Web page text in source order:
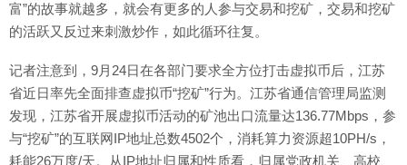
富”的故事就越多，就会有更多的人参与交易和挖矿，交易和挖矿
的活跃又反过来刺激炒作，如此循环往复。
记者注意到，9月24日在各部门要求全方位打击虚拟币后，江苏
省近日率先全面排查虚拟币“挖矿”行为。江苏省通信管理局监测
发现，江苏省开展虚拟币活动的矿池出口流量达136.77Mbps，参
与“挖矿”的互联网IP地址总数4502个，消耗算力资源超10PH/s，
耗能26万度/天。从IP地址归属和性质看，归属党政机关、高校、